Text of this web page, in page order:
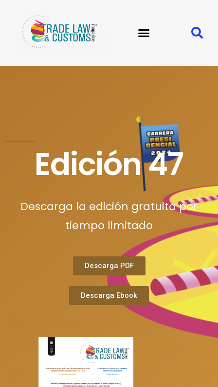
Edición 47
Descarga la edición gratuita por
tiempo limitado
Descarga PDF
Descarga Ebook